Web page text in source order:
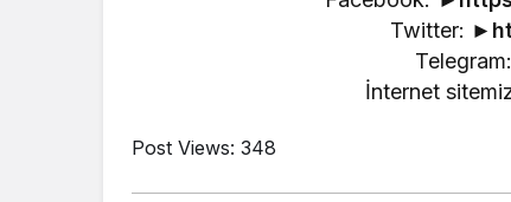
Twitter: ►
İnternet
Post Views: 348